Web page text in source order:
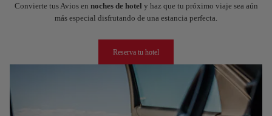
Convierte tus Avios en noches de hotel y haz que tu próximo viaje sea aún
más especial disfrutando de una estancia perfecta.
Reserva tu hotel